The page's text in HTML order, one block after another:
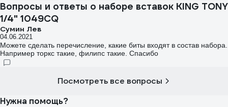
Вопросы и ответы о наборе вставок KING TONY
1/4" 1049CQ
Сумин Лев
04.06.2021
Можете сделать перечисление, какие биты входят в состав набора.
Например торкс такие, филипс такие. Спасибо
Посмотреть все вопросы
Нужна помощь?